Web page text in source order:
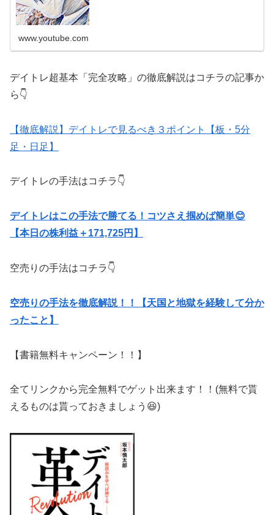
www.youtube.com
デイトレ超基本「完全攻略」の徹底解説はコチラの記事か
ら👇
【徹底解説】デイトレで見るべき３ポイント【板・5分
足・日足】
デイトレの手法はコチラ👇
デイトレはこの手法で勝てる！コツさえ掴めば簡単😊
【本日の株利益＋171,725円】
空売りの手法はコチラ👇
空売りの手法を徹底解説！！【天国と地獄を経験して分か
ったこと】
【書籍無料キャンペーン！！】
全てリンクから完全無料でゲット出来ます！！(無料で貰
えるものは貰っておきましょう😆)